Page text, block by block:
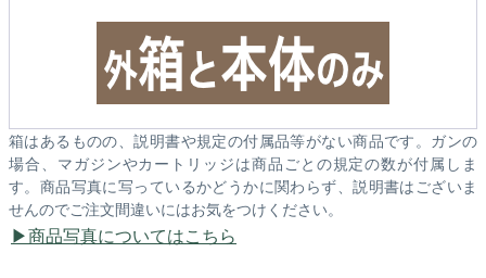
箱はあるものの、説明書や規定の付属品等がない商品です。ガンの
場合、マガジンやカートリッジは商品ごとの規定の数が付属しま
す。商品写真に写っているかどうかに関わらず、説明書はございま
せんのでご注文間違いにはお気をつけください。
商品写真についてはこちら